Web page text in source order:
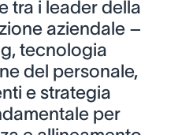
tra i leader della
aziendale –
tecnologia
del personale,
e strategia
per